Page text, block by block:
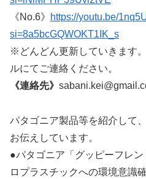
《No.6》
https://youtu.be/
si=8a5bcGQWOKT1IK_s
※どんどん更新していきます
ルにてご連絡ください。
《連絡先》
パタゴニア製品等を紹介して
お伝えしています。
●パタゴニア「グッピーフレ
ロプラスチックへの環境意識確